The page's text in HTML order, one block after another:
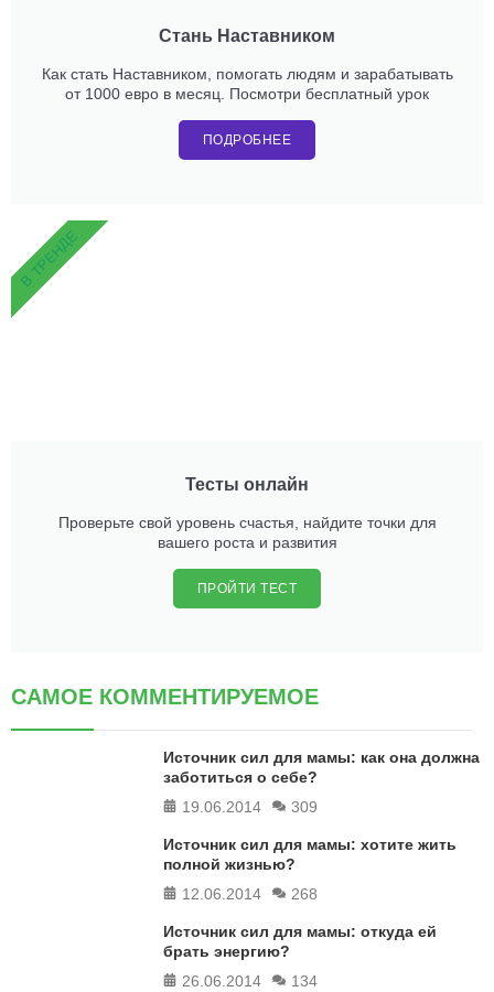
Стань Наставником
Как стать Наставником, помогать людям и зарабатывать
от 1000 евро в месяц. Посмотри бесплатный урок
ПОДРОБНЕЕ
Тесты онлайн
Проверьте свой уровень счастья, найдите точки для
вашего роста и развития
ПРОЙТИ ТЕСТ
В ТРЕНДЕ
САМОЕ КОММЕНТИРУЕМОЕ
Источник сил для мамы: как она должна
заботиться о себе?
19.06.2014
309
Источник сил для мамы: хотите жить
полной жизнью?
12.06.2014
268
Источник сил для мамы: откуда ей
брать энергию?
26.06.2014
134